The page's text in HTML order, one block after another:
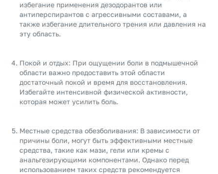
избегание применения дезодорантов или
антиперспирантов с агрессивными составами, а
также избегание длительного трения или давления на
эту область.
Покой и отдых: При ощущении боли в подмышечной
области важно предоставить этой области
достаточный покой и время для восстановления.
Избегайте интенсивной физической активности,
которая может усилить боль.
Местные средства обезболивания: В зависимости от
причины боли, могут быть эффективными местные
средства, такие как мази, гели или кремы с
анальгезирующими компонентами. Однако перед
использованием таких средств рекомендуется